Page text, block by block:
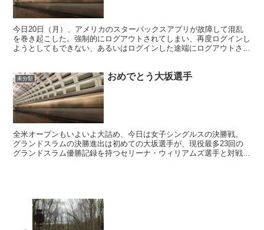
今日20日（月）、アメリカのスターバックスアプリが故障して混乱
を巻き起こした。強制的にログアウトされてしまい、再度ログインし
ようとしてもできない、あるいはログインした途端にログアウトされ
未分類 おめでとう大坂選手
全米オープンもいよいよ大詰め、今日は女子シングルスの決勝戦。
グランドスラムの決勝進出は初めての大坂選手が、現役最多23回の
グランドスラム優勝記録を持つセリーナ・ウィリアムズ選手と対戦。